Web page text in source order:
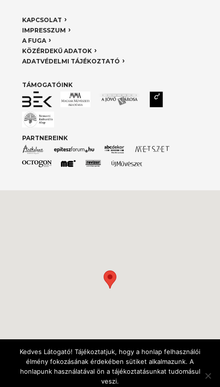
KAPCSOLAT
IMPRESSZUM
A FUGA
KÖZÉRDEKŰ ADATOK
ADATVÉDELMI TÁJÉKOZTATÓ
TÁMOGATÓINK
PARTNEREINK
Kedves Látogató! Tájékoztatjuk, hogy a honlap felhasználói
élmény fokozásának érdekében sütiket alkalmazunk. A
honlapunk használatával ön a tájékoztatásunkat tudomásul
veszi.